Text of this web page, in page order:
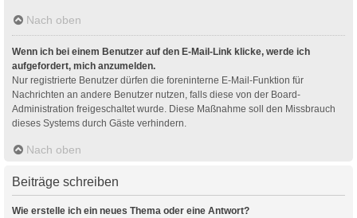
Nach oben
Wenn ich bei einem Benutzer auf den E-Mail-Link klicke, werde ich
aufgefordert, mich anzumelden.
Nur registrierte Benutzer dürfen die foreninterne E-Mail-Funktion für
Nachrichten an andere Benutzer nutzen, falls diese von der Board-
Administration freigeschaltet wurde. Diese Maßnahme soll den Missbrauch
dieses Systems durch Gäste verhindern.
Nach oben
Beiträge schreiben
Wie erstelle ich ein neues Thema oder eine Antwort?